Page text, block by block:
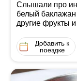
Слышали про
белый
другие фрукты
Добавить к
поездке